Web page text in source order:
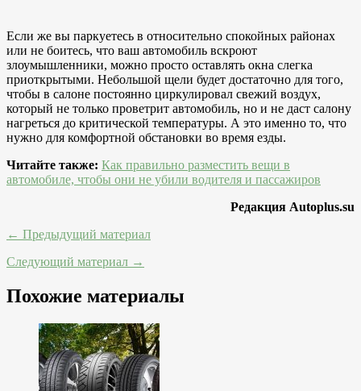
Если же вы паркуетесь в относительно спокойных районах
или не боитесь, что ваш автомобиль вскроют
злоумышленники, можно просто оставлять окна слегка
приоткрытыми. Небольшой щели будет достаточно для того,
чтобы в салоне постоянно циркулировал свежий воздух,
который не только проветрит автомобиль, но и не даст салону
нагреться до критической температуры. А это именно то, что
нужно для комфортной обстановки во время езды.
Читайте также: Как правильно разместить вещи в
автомобиле, чтобы они не убили водителя и пассажиров
Редакция Autoplus.su
← Предыдущий материал
Следующий материал →
Похожие материалы